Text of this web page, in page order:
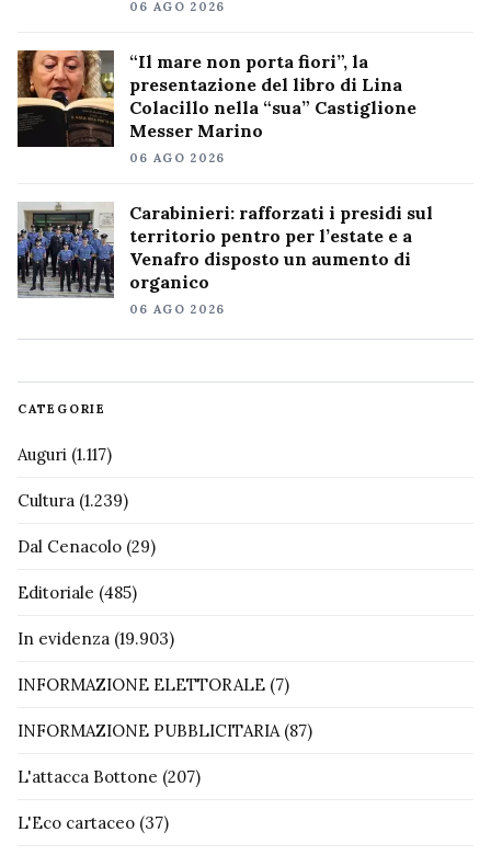
06 AGO 2026
“Il mare non porta fiori”, la
presentazione del libro di Lina
Colacillo nella “sua” Castiglione
Messer Marino
06 AGO 2026
Carabinieri: rafforzati i presidi sul
territorio pentro per l’estate e a
Venafro disposto un aumento di
organico
06 AGO 2026
CATEGORIE
Auguri (1.117)
Cultura (1.239)
Dal Cenacolo (29)
Editoriale (485)
In evidenza (19.903)
INFORMAZIONE ELETTORALE (7)
INFORMAZIONE PUBBLICITARIA(87)
L'attacca Bottone (207)
L'Eco cartaceo (37)